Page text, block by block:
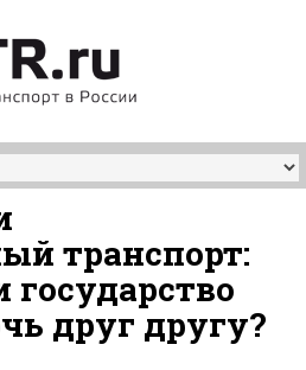
транспорт:
государство
друг другу?